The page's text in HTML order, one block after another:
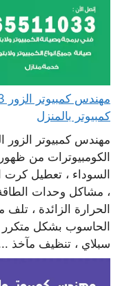
كمبيوتر بالمنزل
مهندس كمبيوتر
الكومبيوترات من
السوداء ، تعطيل
، مشاكل وحدات
الحرارة الزائدة ، تلف
الحاسوب بشكل متكرر ،
سبلاي ، تنظيف مآخذ